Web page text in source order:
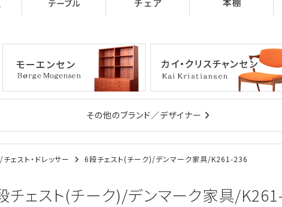
その他のブランド／デザイナー
ェスト・ドレッサー 6段チェスト(チーク)/デンマーク家具/K261-236
チェスト(チーク)/デンマーク家具/